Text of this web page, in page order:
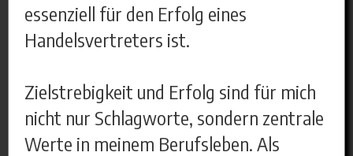
essenziell für den Erfolg eines
Handelsvertreters ist.
Zielstrebigkeit und Erfolg sind für mich
nicht nur Schlagworte, sondern zentrale
Werte in meinem Berufsleben. Als